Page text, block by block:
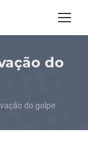
do
do golpe